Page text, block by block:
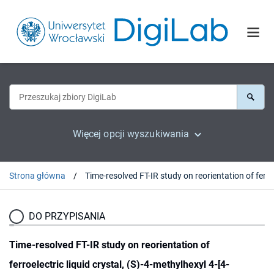
Więcej opcji wyszukiwania
Strona główna
DO PRZYPISANIA
Time-resolved FT-IR study on reorientation of
ferroelectric liquid crystal, (S)-4-methylhexyl 4-[4-